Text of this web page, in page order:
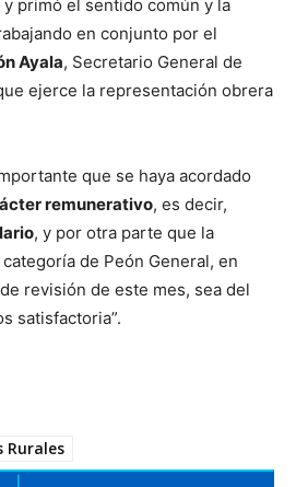
primó el sentido común y la
en conjunto por el
Ayala, Secretario General de
ejerce la representación obrera
que se haya acordado
remunerativo, es decir,
, y por otra parte que la
de Peón General, en
revisión de este mes, sea del
satisfactoria”.
Rurales